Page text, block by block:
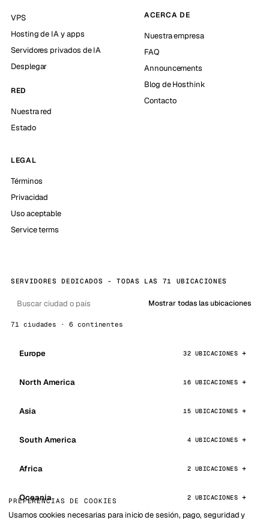
VPS
Hosting de IA y apps
Servidores privados de IA
Desplegar
RED
Nuestra red
Estado
ACERCA DE
Nuestra empresa
FAQ
Announcements
Blog de Hosthink
Contacto
LEGAL
Términos
Privacidad
Uso aceptable
Service terms
SERVIDORES DEDICADOS - TODAS LAS 71 UBICACIONES
Mostrar todas las ubicaciones
71 ciudades · 6 continentes
Europe 32 UBICACIONES
North America 16 UBICACIONES
Asia 15 UBICACIONES
South America 4 UBICACIONES
Africa 2 UBICACIONES
Oceania 2 UBICACIONES
PREFERENCIAS DE COOKIES
Usamos cookies necesarias para inicio de sesión, pago, seguridad y